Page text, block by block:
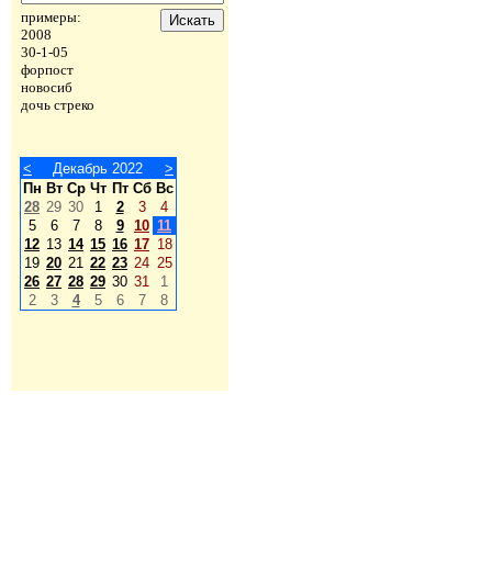
примеры:
2008
30-1-05
форпост
новосиб
дочь стреко
< Декабрь 2022
>
Пн Вт Ср Чт Пт Сб Вс
28 29 30 1 2 3
4
5
6 7 8 9 10 11
12 13 14 15 16 17 18
19 20 21 22 23 24 25
26 27 28 29 30 31
1
2
3 4 5 6 7 8